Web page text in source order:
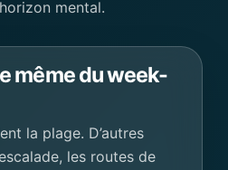
mental.
même du week-
la plage. D’autres
les routes de